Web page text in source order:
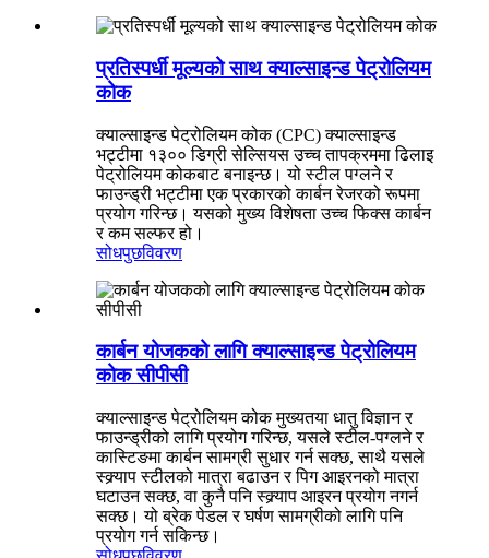
प्रतिस्पर्धी मूल्यको साथ क्याल्साइन्ड पेट्रोलियम
कोक
क्याल्साइन्ड पेट्रोलियम कोक (CPC) क्याल्साइन्ड
भट्टीमा १३०० डिग्री सेल्सियस उच्च तापक्रममा ढिलाइ
पेट्रोलियम कोकबाट बनाइन्छ। यो स्टील पग्लने र
फाउन्ड्री भट्टीमा एक प्रकारको कार्बन रेजरको रूपमा
प्रयोग गरिन्छ। यसको मुख्य विशेषता उच्च फिक्स कार्बन
र कम सल्फर हो।
सोधपुछविवरण
कार्बन योजकको लागि क्याल्साइन्ड पेट्रोलियम
कोक सीपीसी
क्याल्साइन्ड पेट्रोलियम कोक मुख्यतया धातु विज्ञान र
फाउन्ड्रीको लागि प्रयोग गरिन्छ, यसले स्टील-पग्लने र
कास्टिङमा कार्बन सामग्री सुधार गर्न सक्छ, साथै यसले
स्क्र्याप स्टीलको मात्रा बढाउन र पिग आइरनको मात्रा
घटाउन सक्छ, वा कुनै पनि स्क्र्याप आइरन प्रयोग नगर्न
सक्छ। यो ब्रेक पेडल र घर्षण सामग्रीको लागि पनि
प्रयोग गर्न सकिन्छ।